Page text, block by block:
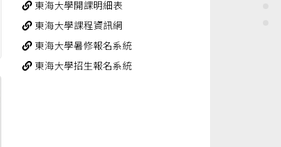
東海大學開課明細表
東海大學課程資訊網
東海大學暑修報名系統
東海大學招生報名系統